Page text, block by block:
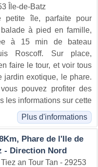
Île-de-Batz
petite île, parfaite pour
à pied en famille,
à 15 min de bateau
Roscoff. Sur place,
faire le tour, et voir tous
jardin exotique, le phare.
pouvez profiter des
les informations sur cette
Plus d'informations
Phare de l'Ile de
- Direction Nord
an Tour Tan - 29253